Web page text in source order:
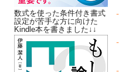
数式を使った条件付き書式
設定が苦手な方に向けた
Kindle本を書きました↓↓